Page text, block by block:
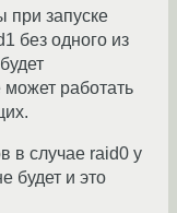
при запуске
без одного из
работать
в случае raid0 у
будет и это